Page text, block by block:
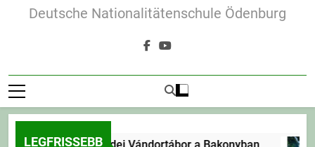
Deutsche Nationalitätenschule Ödenburg
LEGFRISSEBB